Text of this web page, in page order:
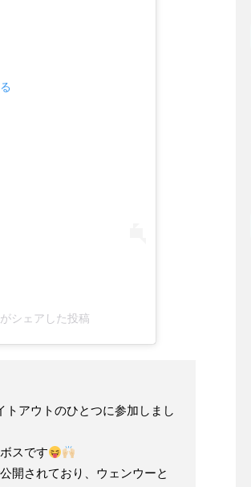
シェアした投稿
アウトのひとつに参加しまし
スです
開されており、ウェンウーと